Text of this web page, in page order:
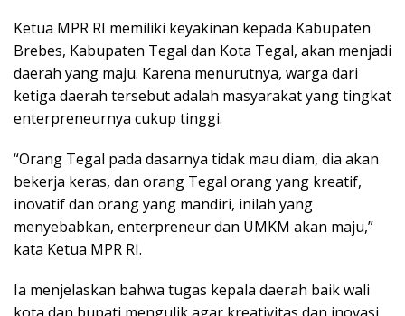
Ketua MPR RI memiliki keyakinan kepada Kabupaten
Brebes, Kabupaten Tegal dan Kota Tegal, akan menjadi
daerah yang maju. Karena menurutnya, warga dari
ketiga daerah tersebut adalah masyarakat yang tingkat
enterpreneurnya cukup tinggi.
“Orang Tegal pada dasarnya tidak mau diam, dia akan
bekerja keras, dan orang Tegal orang yang kreatif,
inovatif dan orang yang mandiri, inilah yang
menyebabkan, enterpreneur dan UMKM akan maju,”
kata Ketua MPR RI.
Ia menjelaskan bahwa tugas kepala daerah baik wali